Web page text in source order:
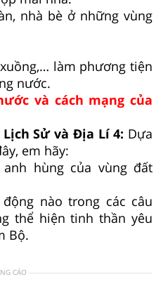
nhà bè ở những vùng
làm phương tiện
nước.
và cách mạng của
Lịch Sử và Địa Lí 4: Dựa
em hãy:
hùng của vùng đất
nào trong các câu
thể hiện tinh thần yêu
Bộ.
CÁO